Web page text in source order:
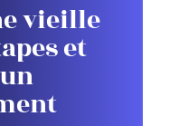
vieille
et